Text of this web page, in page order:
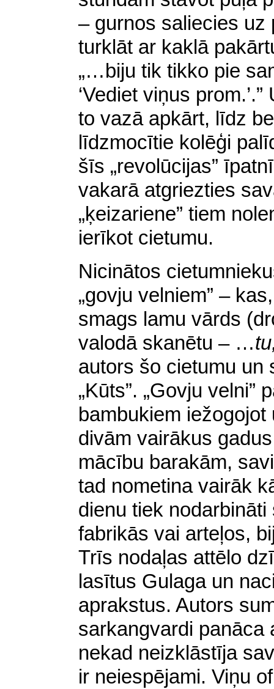
– gurnos saliecies uz
turklāt ar kaklā
„…biju tik tikko pie
‘Vediet viņus
to vazā apkārt, līdz
līdzmocītie kolēģi
šīs „revolūcijas”
vakarā atgriezties
„ķeizariene” tiem
ierīkot cietumu.
Nicinātos
„govju velniem” –
smags lamu vārds
valodā skanētu – …
autors šo cietumu un
„Kūts”. „Govju
bambukiem
divām vairākus
mācību barakām,
tad nometina vairāk
dienu tiek
fabrikās vai arteļos,
Trīs nodaļas attēlo
lasītus Gulaga un
aprakstus. Autors
sarkangvardi panāca
nekad neizklāstīja
ir neiespējami. Viņu